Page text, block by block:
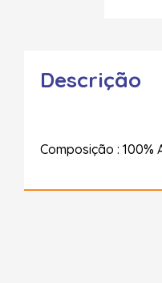
Descrição
Composição : 100%